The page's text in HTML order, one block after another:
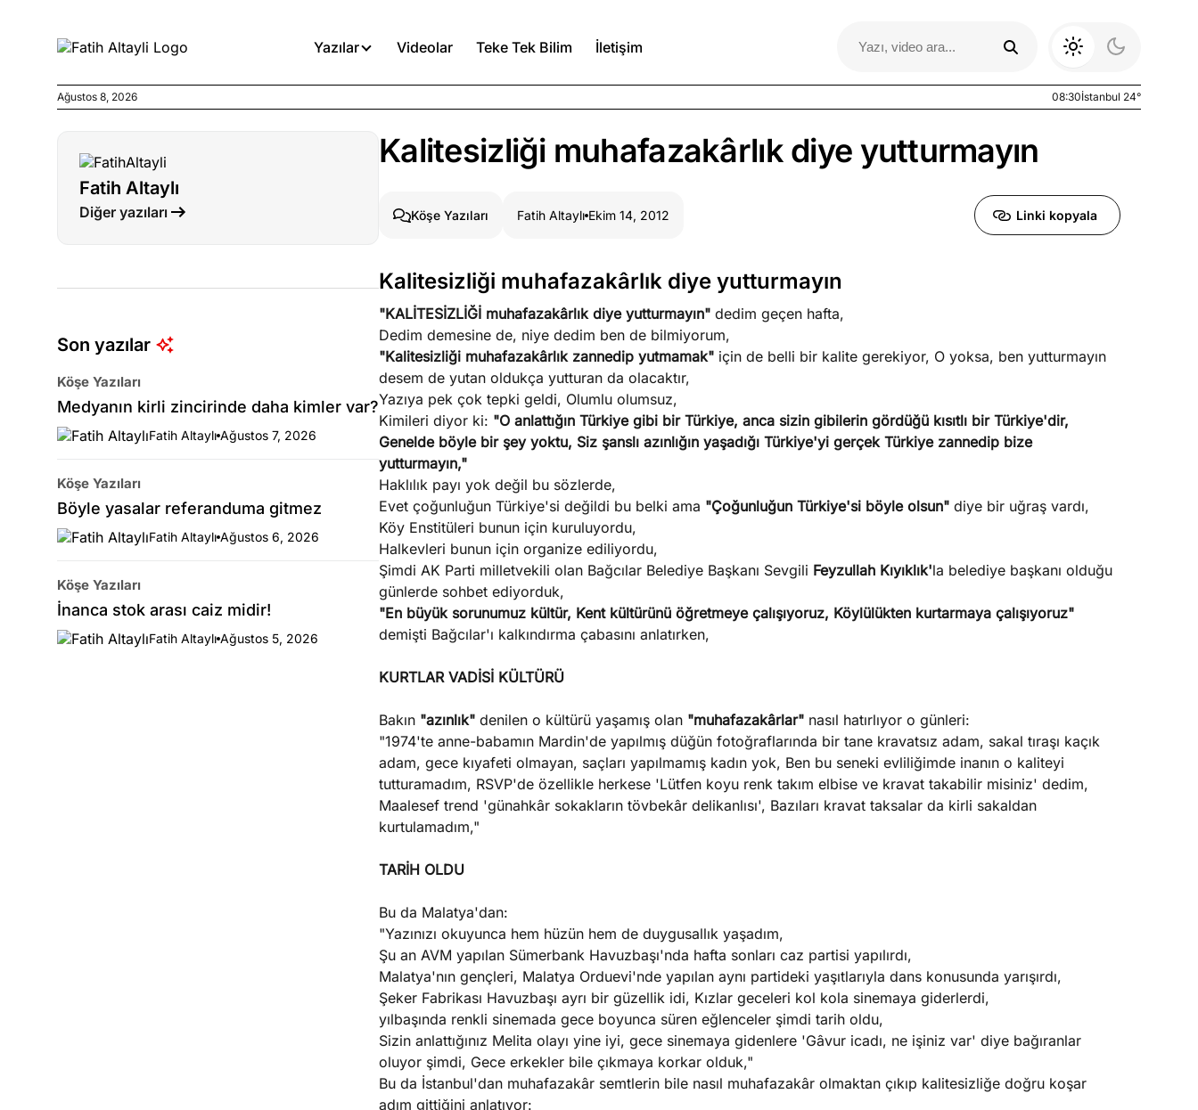
Yazılar Videolar Teke Tek Bilim İletişim
Ağustos 7, 2026
Medyanın kirli zincirinde daha kimler var?
Böyle yasalar referanduma gitmez
Ağustos 5, 2026
İnanca stok arası caiz midir!
Köşe Yazıları Spor Yazıları
Ağustos 8, 2026 08:30İstanbul 24°
Fatih Altaylı
Diğer yazıları
Son yazılar
Köşe Yazıları
Medyanın kirli zincirinde daha kimler var?
Fatih Altaylı Ağustos 7, 2026
Köşe Yazıları
Böyle yasalar referanduma gitmez
Fatih Altaylı Ağustos 6, 2026
Köşe Yazıları
İnanca stok arası caiz midir!
Fatih Altaylı Ağustos 5, 2026
Kalitesizliği muhafazakârlık diye yutturmayın
Köşe Yazıları Fatih Altaylı Ekim 14, 2012 Linki kopyala
Kalitesizliği muhafazakârlık diye yutturmayın
"KALİTESİZLİĞİ muhafazakârlık diye yutturmayın" dedim geçen hafta,
Dedim demesine de, niye dedim ben de bilmiyorum,
"Kalitesizliği muhafazakârlık zannedip yutmamak" için de belli bir kalite gerekiyor, O yoksa, ben yutturmayın
desem de yutan oldukça yutturan da olacaktır,
Yazıya pek çok tepki geldi, Olumlu olumsuz,
Kimileri diyor ki: "O anlattığın Türkiye gibi bir Türkiye, anca sizin gibilerin gördüğü kısıtlı bir Türkiye'dir,
Genelde böyle bir şey yoktu, Siz şanslı azınlığın yaşadığı Türkiye'yi gerçek Türkiye zannedip bize
yutturmayın,"
Haklılık payı yok değil bu sözlerde,
Evet çoğunluğun Türkiye'si değildi bu belki ama "Çoğunluğun Türkiye'si böyle olsun" diye bir uğraş vardı,
Köy Enstitüleri bunun için kuruluyordu,
Halkevleri bunun için organize ediliyordu,
Şimdi AK Parti milletvekili olan Bağcılar Belediye Başkanı Sevgili Feyzullah Kıyıklık'la belediye başkanı olduğu
günlerde sohbet ediyorduk,
"En büyük sorunumuz kültür, Kent kültürünü öğretmeye çalışıyoruz, Köylülükten kurtarmaya çalışıyoruz"
demişti Bağcılar'ı kalkındırma çabasını anlatırken,
KURTLAR VADİSİ KÜLTÜRÜ
Bakın "azınlık" denilen o kültürü yaşamış olan "muhafazakârlar" nasıl hatırlıyor o günleri:
"1974'te anne-babamın Mardin'de yapılmış düğün fotoğraflarında bir tane kravatsız adam, sakal tıraşı kaçık
adam, gece kıyafeti olmayan, saçları yapılmamış kadın yok, Ben bu seneki evliliğimde inanın o kaliteyi
tutturamadım, RSVP'de özellikle herkese 'Lütfen koyu renk takım elbise ve kravat takabilir misiniz' dedim,
Maalesef trend 'günahkâr sokakların tövbekâr delikanlısı', Bazıları kravat taksalar da kirli sakaldan
kurtulamadım,"
TARİH OLDU
Bu da Malatya'dan:
"Yazınızı okuyunca hem hüzün hem de duygusallık yaşadım,
Şu an AVM yapılan Sümerbank Havuzbaşı'nda hafta sonları caz partisi yapılırdı,
Malatya'nın gençleri, Malatya Orduevi'nde yapılan aynı partideki yaşıtlarıyla dans konusunda yarışırdı,
Şeker Fabrikası Havuzbaşı ayrı bir güzellik idi, Kızlar geceleri kol kola sinemaya giderlerdi,
yılbaşında renkli sinemada gece boyunca süren eğlenceler şimdi tarih oldu,
Sizin anlattığınız Melita olayı yine iyi, gece sinemaya gidenlere 'Gâvur icadı, ne işiniz var' diye bağıranlar
oluyor şimdi, Gece erkekler bile çıkmaya korkar olduk,"
Bu da İstanbul'dan muhafazakâr semtlerin bile nasıl muhafazakâr olmaktan çıkıp kalitesizliğe doğru koşar
adım gittiğini anlatıyor: